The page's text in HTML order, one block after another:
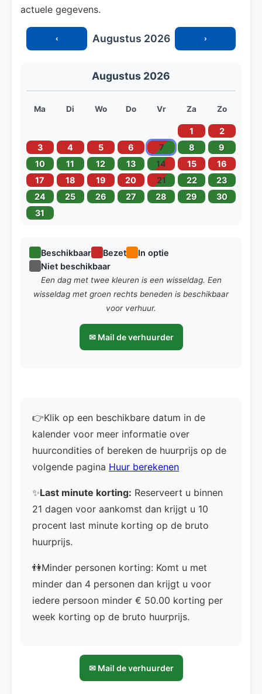
actuele gegevens.
‹ Augustus 2026 ›
Augustus 2026
Ma Di Wo Do Vr Za Zo
1
2
3
4 5 6 7 8
9
10
11 12 13 14 15
16
17
18 19 20 21 22
23
24
25 26 27 28 29
30
31
Beschikbaar Bezet
In optie
Niet beschikbaar
Een dag met twee kleuren is een wisseldag. Een
wisseldag met groen rechts beneden is beschikbaar
voor verhuur.
✉ Mail de verhuurder
👉Klik op een beschikbare datum in de
kalender voor meer informatie over
huurcondities of bereken de huurprijs op de
volgende pagina Huur berekenen
✨Last minute korting: Reserveert u binnen
21 dagen voor aankomst dan krijgt u 10
procent last minute korting op de bruto
huurprijs.
👫Minder personen korting: Komt u met
minder dan 4 personen dan krijgt u voor
iedere persoon minder € 50.00 korting per
week korting op de bruto huurprijs.
✉ Mail de verhuurder